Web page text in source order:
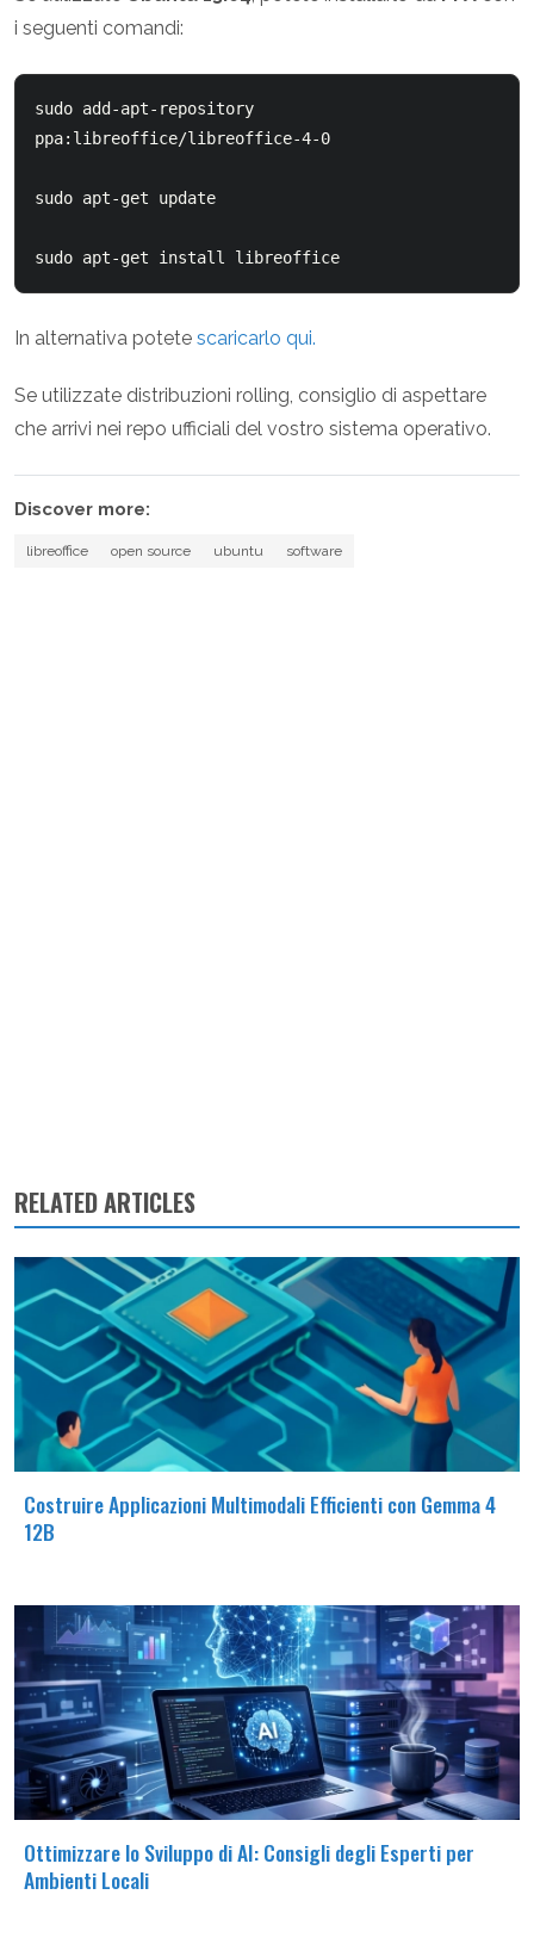
i seguenti comandi:
sudo add-apt-repository
ppa:libreoffice/libreoffice-4-0
sudo apt-get update
sudo apt-get install libreoffice
In alternativa potete scaricarlo qui.
Se utilizzate distribuzioni rolling, consiglio di aspettare
che arrivi nei repo ufficiali del vostro sistema operativo.
Discover more:
libreoffice open source ubuntu software
RELATED ARTICLES
Costruire Applicazioni Multimodali Efficienti con Gemma 4
12B
Ottimizzare lo Sviluppo di AI: Consigli degli Esperti per
Ambienti Locali